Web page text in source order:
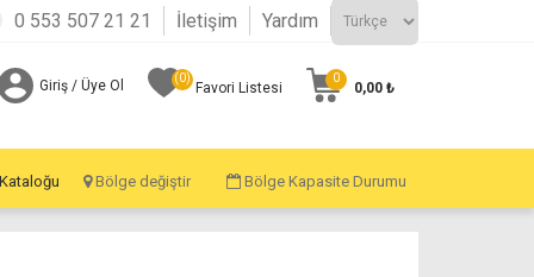
0 553 507 21 21 İletişim Yardım
Giriş / Üye Ol Favori Listesi
(0) 0
0,00 ₺
Bölge değiştir Bölge Kapasite Durumu